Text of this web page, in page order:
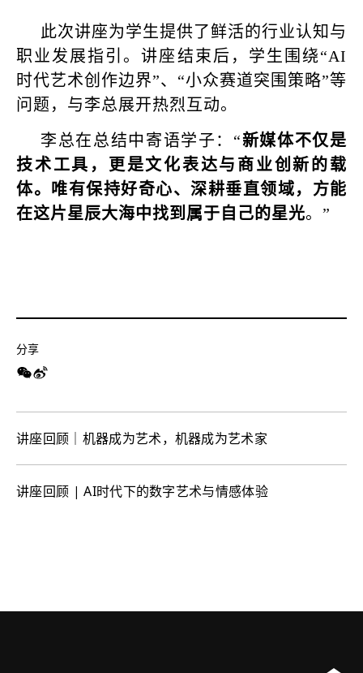
此次讲座为学生提供了鲜活的行业认知与
职业发展指引。讲座结束后，学生围绕“AI
时代艺术创作边界”、“小众赛道突围策略”等
问题，与李总展开热烈互动。
李总在总结中寄语学子：“新媒体不仅是
技术工具，更是文化表达与商业创新的载
体。唯有保持好奇心、深耕垂直领域，方能
在这片星辰大海中找到属于自己的星光。”
分享
讲座回顾｜机器成为艺术，机器成为艺术家
讲座回顾 | AI时代下的数字艺术与情感体验